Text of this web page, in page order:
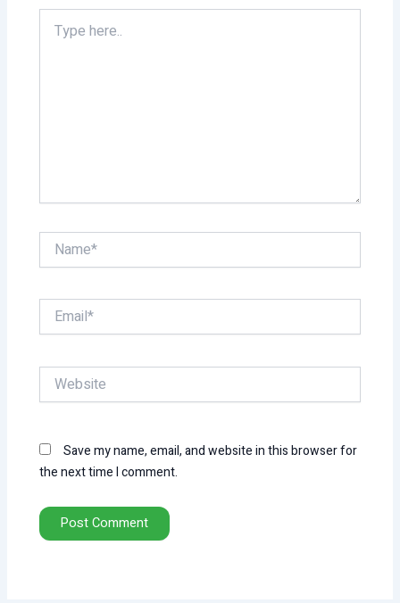
here..
Name*
Email*
Website
Save my name, email, and website in this browser for
the next time I comment.